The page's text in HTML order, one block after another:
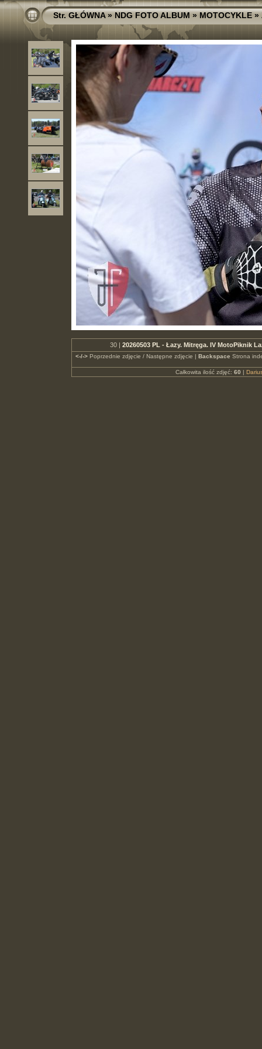
Str. GŁÓWNA»NDG FOTO ALBUM»MOTOCYKLE»
30 | 20260503 PL - Łazy. Mitręga. IV MotoPiknik
<-/->Poprzednie zdjęcie / Następne zdjęcie | Backspace Strona
Całkowita ilość zdjęć: 60 |